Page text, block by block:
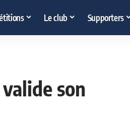
Le club Supporters
son